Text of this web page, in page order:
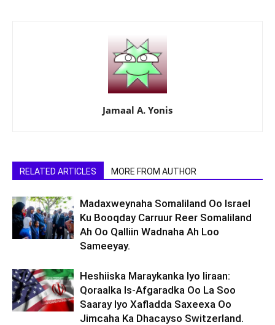
Jamaal A. Yonis
RELATED ARTICLES MORE FROM AUTHOR
Madaxweynaha Somaliland Oo Israel
Ku Booqday Carruur Reer Somaliland
Ah Oo Qalliin Wadnaha Ah Loo
Sameeyay.
Heshiiska Maraykanka Iyo Iiraan:
Qoraalka Is-Afgaradka Oo La Soo
Saaray Iyo Xafladda Saxeexa Oo
Jimcaha Ka Dhacayso Switzerland.